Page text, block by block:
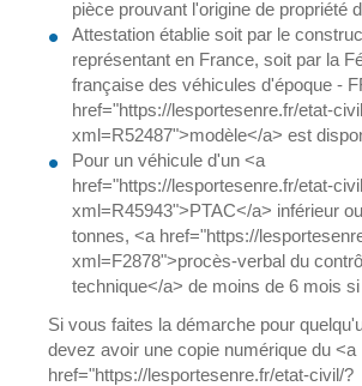
pièce prouvant l'origine de propriété
Attestation établie soit par le
représentant en France, soit par la
française des véhicules d'époque -
href="https://lesportesenre.fr/etat-
xml=R52487">modèle</a> est
Pour un véhicule d'un <a
href="https://lesportesenre.fr/etat-
xml=R45943">PTAC</a> inférieur
tonnes, <a href="https://
xml=F2878">procès-verbal du
technique</a> de moins de 6 mois
Si vous faites la démarche pour
devez avoir une copie numérique du <a
href="https://lesportesenre.fr/etat-civil/?